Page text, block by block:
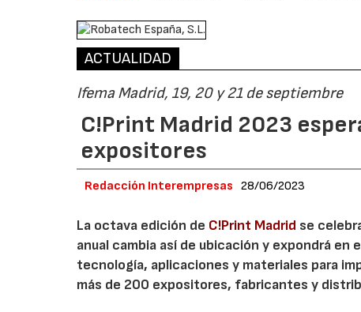
ACTUALIDAD
Ifema Madrid, 19, 20 y 21 de septiembre
C!Print Madrid 2023
expositores
Redacción Interempresas 28/06/2023
La octava edición de C!Print Madrid se
anual cambia así de ubicación y expondrá
tecnología, aplicaciones y materiales para
más de 200 expositores, fabricantes y